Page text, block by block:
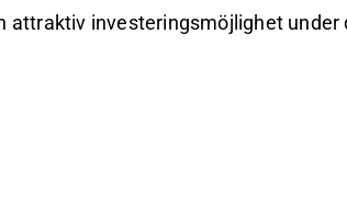
attraktiv investeringsmöjlighet